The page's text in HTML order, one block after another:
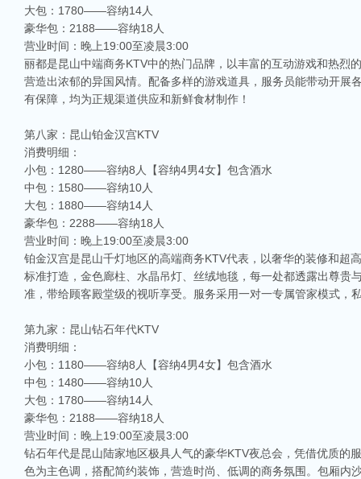
大包：1780——容纳14人
豪华包：2188——容纳18人
营业时间：晚上19:00至凌晨3:00
丽都是昆山中端商务KTV中的热门品牌，以丰富的互动游戏和热烈
营造出浓郁的异国风情。配备多样的游戏道具，服务员能带动开
有保障，均为正规渠道供应和新鲜食材制作！
第八家：昆山铂金汉宫KTV
消费明细：
小包：1280——容纳8人【容纳4男4女】包含酒水
中包：1580——容纳10人
大包：1880——容纳14人
豪华包：2288——容纳18人
营业时间：晚上19:00至凌晨3:00
铂金汉宫是昆山千灯地区的高端商务KTV代表，以奢华的装修和超
标准打造，金色廊柱、水晶吊灯、丝绒地毯，每一处都透露出尊
准，带给顾客殿堂级的视听享受。服务采用一对一专属管家模式，
第九家：昆山钻石年代KTV
消费明细：
小包：1180——容纳8人【容纳4男4女】包含酒水
中包：1480——容纳10人
大包：1780——容纳14人
豪华包：2188——容纳18人
营业时间：晚上19:00至凌晨3:00
钻石年代是昆山陆家地区极具人气的豪华KTV夜总会，凭借优质的
色为主色调，搭配简约装饰，营造时尚、低调的商务氛围。包厢